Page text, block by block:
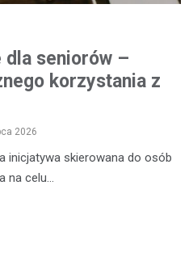
seniorów –
korzystania z
2026
inicjatywa skierowana do osób
na celu…